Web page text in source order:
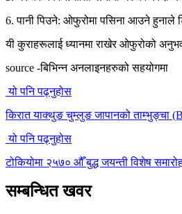
6.पानी पिउने: ओफुरोमा पसिना आउने हुनाले
यी कुराहरूलाई ध्यानमा राखेर ओफुरोको
source -बिभिन्न अनलाइनहरुको सहयोगमा
यो पनि पढ्नुहोस
किरात याक्थुङ चुम्लुङ जापानको ताम्भुङ्चा
यो पनि पढ्नुहोस
टोकियोमा २५७० औँ बुद्ध जयन्ती विशेष
सम्बन्धित खवर